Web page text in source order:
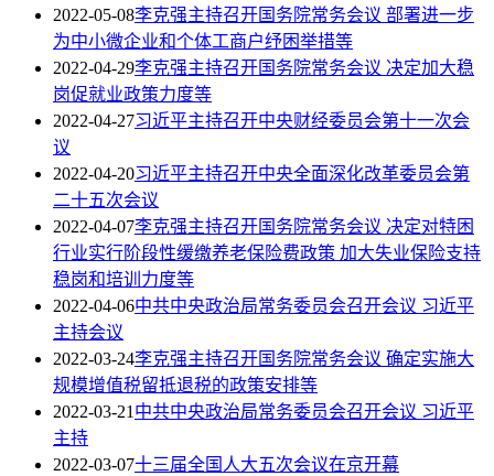
2022-05-08李克强主持召开国务院常务会议 部署进一步
为中小微企业和个体工商户纾困举措等
2022-04-29李克强主持召开国务院常务会议 决定加大稳
岗促就业政策力度等
2022-04-27习近平主持召开中央财经委员会第十一次会
议
2022-04-20习近平主持召开中央全面深化改革委员会第
二十五次会议
2022-04-07李克强主持召开国务院常务会议 决定对特困
行业实行阶段性缓缴养老保险费政策 加大失业保险支持
稳岗和培训力度等
2022-04-06中共中央政治局常务委员会召开会议 习近平
主持会议
2022-03-24李克强主持召开国务院常务会议 确定实施大
规模增值税留抵退税的政策安排等
2022-03-21中共中央政治局常务委员会召开会议 习近平
主持
2022-03-07十三届全国人大五次会议在京开幕